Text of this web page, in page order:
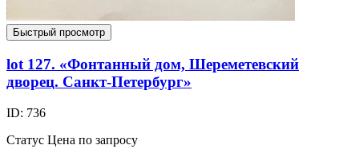
Быстрый просмотр
lot 127. «Фонтанный дом, Шереметевский
дворец. Санкт-Петербург»
ID: 736
Статус Цена по запросу